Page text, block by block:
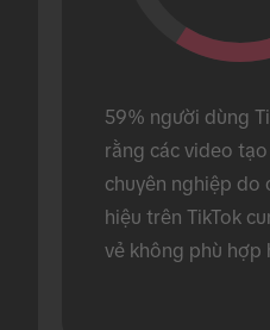
59% người dùng
rằng các video
chuyên nghiệp do
hiệu trên TikTok
vẻ không phù hợp